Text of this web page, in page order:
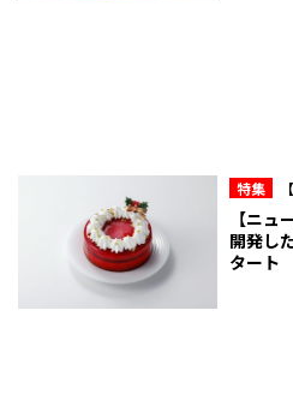
特集
物【ニ
開発し
タート